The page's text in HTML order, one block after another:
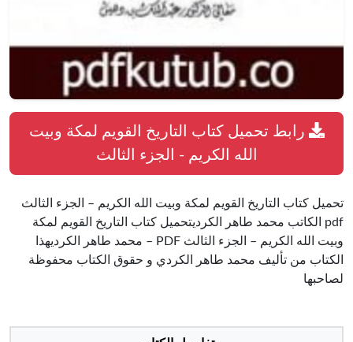
رابط تحميل كتاب التاريخ القويم لمكة وبيت
الله الكريم - الجزء الثالث
تحميل كتاب التاريخ القويم لمكة وبيت الله الكريم – الجزء الثالث
pdf الكاتب محمد طاهر الكرديتحميل كتاب التاريخ القويم لمكة
وبيت الله الكريم – الجزء الثالث PDF – محمد طاهر الكرديهذا
الكتاب من تأليف محمد طاهر الكردي و حقوق الكتاب محفوظة
لصاحبها